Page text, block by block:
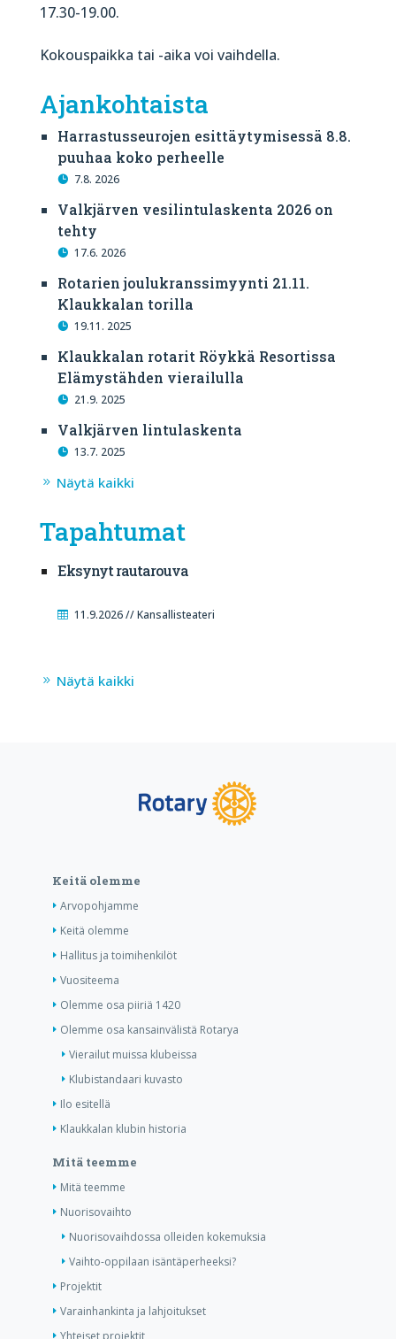
17.30-19.00.
Kokouspaikka tai -aika voi vaihdella.
Ajankohtaista
Harrastusseurojen esittäytymisessä 8.8.
puuhaa koko perheelle
7.8. 2026
Valkjärven vesilintulaskenta 2026 on
tehty
17.6. 2026
Rotarien joulukranssimyynti 21.11.
Klaukkalan torilla
19.11. 2025
Klaukkalan rotarit Röykkä Resortissa
Elämystähden vierailulla
21.9. 2025
Valkjärven lintulaskenta
13.7. 2025
Näytä kaikki
Tapahtumat
Eksynyt rautarouva
11.9.2026 // Kansallisteateri
Näytä kaikki
Keitä olemme
Arvopohjamme
Keitä olemme
Hallitus ja toimihenkilöt
Vuositeema
Olemme osa piiriä 1420
Olemme osa kansainvälistä Rotarya
Vierailut muissa klubeissa
Klubistandaari kuvasto
Ilo esitellä
Klaukkalan klubin historia
Mitä teemme
Mitä teemme
Nuorisovaihto
Nuorisovaihdossa olleiden kokemuksia
Vaihto-oppilaan isäntäperheeksi?
Projektit
Varainhankinta ja lahjoitukset